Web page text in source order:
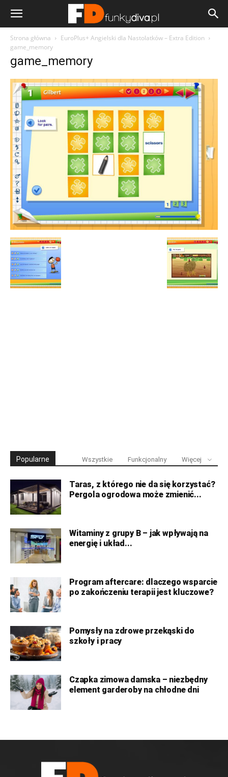
Strona główna
EuroPlus+ Angielski dla Nastolatków – Extra Edition
game_memory
game_memory
Popularne Wszystkie Funkcjonalny Więcej
Taras, z którego nie da się korzystać?
Pergola ogrodowa może zmienić...
Witaminy z grupy B – jak wpływają na
energię i układ...
Program aftercare: dlaczego wsparcie
po zakończeniu terapii jest kluczowe?
Pomysły na zdrowe przekąski do
szkoły i pracy
Czapka zimowa damska – niezbędny
element garderoby na chłodne dni